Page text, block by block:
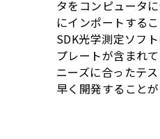
タをコンピュータ
にインポートするこ
SDK光学測定ソフ
プレートが含まれ
ニーズに合ったテ
早く開発することが